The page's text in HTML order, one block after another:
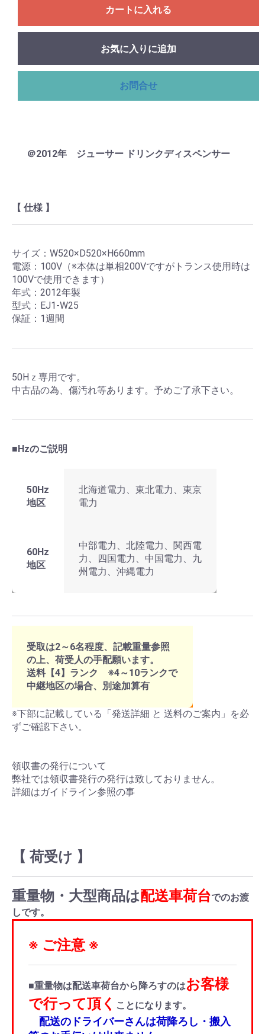
カートに入れる
お気に入りに追加
お問合せ
＠2012年 ジューサー ドリンクディスペンサー
【 仕様 】
サイズ：W520×D520×H660mm
電源：100V（※本体は単相200Vですがトランス使用時は
100Vで使用できます）
年式：2012年製
型式：EJ1-W25
保証：1週間
50Hｚ専用です。
中古品の為、傷汚れ等あります。予めご了承下さい。
■Hzのご説明
50Hz
地区
北海道電力、東北電力、東京
電力
60Hz
地区
中部電力、北陸電力、関西電
力、四国電力、中国電力、九
州電力、沖縄電力
受取は2～6名程度、記載重量参照
の上、荷受人の手配願います。
送料【4】ランク ※4～10ランクで
中継地区の場合、別途加算有
※下部に記載している「発送詳細 と 送料のご案内」を必
ずご確認下さい。
領収書の発行について
弊社では領収書発行の発行は致しておりません。
詳細はガイドライン参照の事
【 荷受け 】
重量物・大型商品は配送車荷台でのお渡
しです。
※ ご注意 ※
■重量物は配送車荷台から降ろすのはお客様
で行って頂く ことになります。
配送のドライバーさんは荷降ろし・搬入